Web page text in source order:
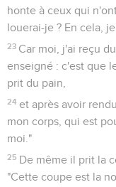
honte à ceux qui
louerai-je ? En cela,
23 Car moi, j'ai reçu
enseigné : c'est que
prit du pain,
24 et après avoir
mon corps, qui est
moi."
25 De même il prit la
"Cette coupe est la